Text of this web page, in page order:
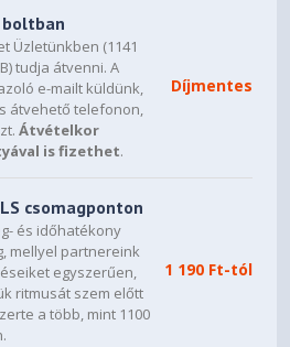
Üzletünkben (1141
tudja átvenni. A
e-mailt küldünk,
átvehető telefonon,
Átvételkor
is fizethet.
Díjmentes
csomagponton
és időhatékony
mellyel partnereink
egyszerűen,
ritmusát szem előtt
a több, mint 1100
1 190 Ft-tól